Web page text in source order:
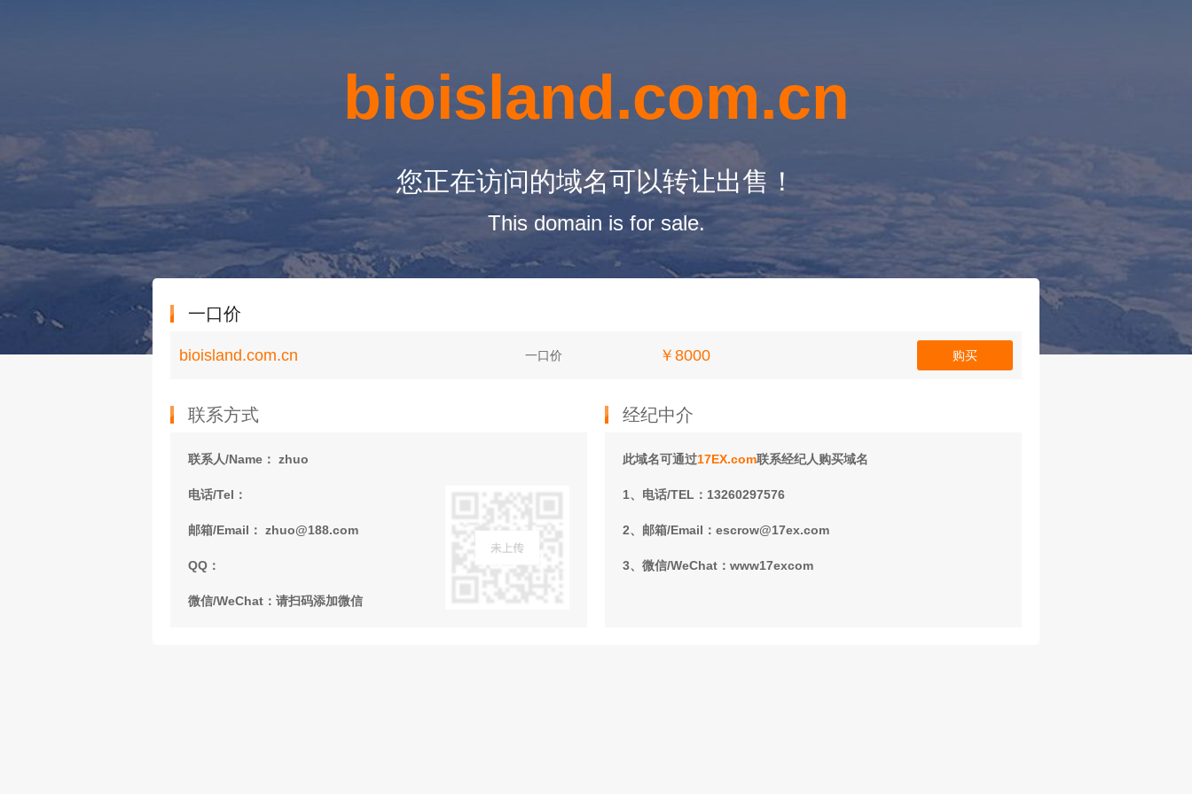
bioisland.com.cn
您正在访问的域名可以转让出售！
This domain is for sale.
一口价
bioisland.com.cn 一口价 ￥8000 购买
联系方式
联系人/Name： zhuo
电话/Tel：
邮箱/Email： zhuo@188.com
QQ：
微信/WeChat：请扫码添加微信
经纪中介
此域名可通过17EX.com联系经纪人购买域名
1、电话/TEL：13260297576
2、邮箱/Email：escrow@17ex.com
3、微信/WeChat：www17excom